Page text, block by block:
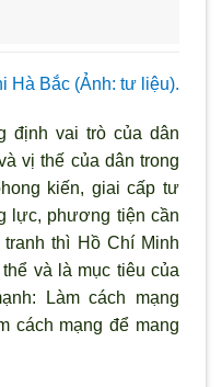
Hà Bắc (Ảnh: tư liệu).
định vai trò của dân
vị thế của dân trong
kiến, giai cấp tư
lực, phương tiện cần
thì Hồ Chí Minh
và là mục tiêu của
Làm cách mạng
cách mạng để mang